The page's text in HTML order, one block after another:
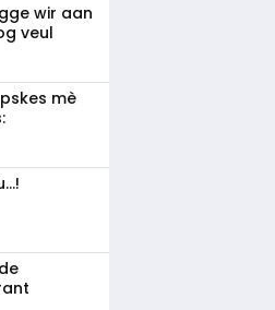
wir aan
veul
mè